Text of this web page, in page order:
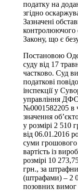
податку на
згідно
Зазначені
контролюючого
Закону, що є
Постановою
суду від 17
частково. Суд
податкові
інспекції у
управління ДФС
№0001582205 в
значення
у розмірі 2 510
від 06.01.2016
суми грошового
вартість із
розмірі 10
грн., за
(штрафами) – 2
позовних вимог